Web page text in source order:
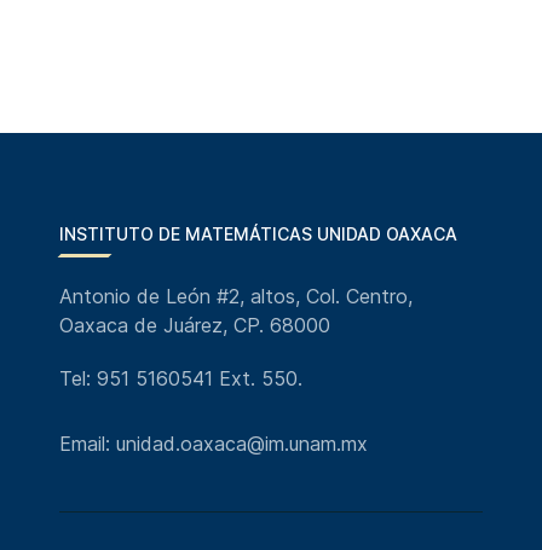
INSTITUTO DE MATEMÁTICAS UNIDAD OAXACA
Antonio de León #2, altos, Col. Centro,
Oaxaca de Juárez, CP. 68000
Tel: 951 5160541 Ext. 550.
Email: unidad.oaxaca@im.unam.mx